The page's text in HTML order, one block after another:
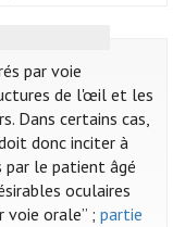
par voie
de l'œil et les
Dans certains cas,
donc inciter à
par le patient âgé
oculaires
voie orale” ;partie